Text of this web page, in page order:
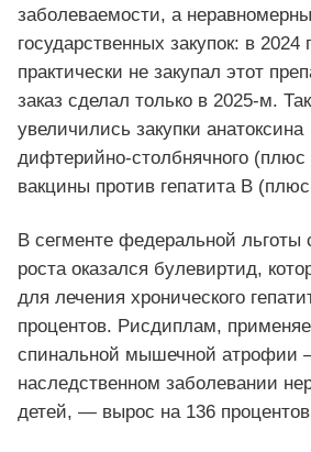
заболеваемости, а
государственных закупок: в 2024
практически не закупал этот
заказ сделал только в 2025‑м.
увеличились закупки анатоксина
дифтерийно‑столбнячного (плюс
вакцины против гепатита В
В сегменте федеральной льготы
роста оказался булевиртид,
для лечения хронического
процентов. Рисдиплам,
спинальной мышечной атрофии
наследственном заболевании
детей, — вырос на 136